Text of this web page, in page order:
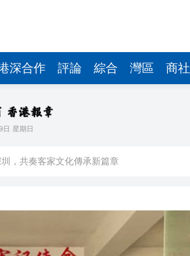
深合作 評論 綜合 灣區 商社
日 星期日
拉石油言論 拉美國家有權自主選擇合作夥伴
見證文儒沉香從傳統邁向現代
費約18億元
2.58萬億 利潤總額近936億
，共奏客家文化傳承新篇章
據見證文儒沉香從傳統邁向現代
團來瓊考察